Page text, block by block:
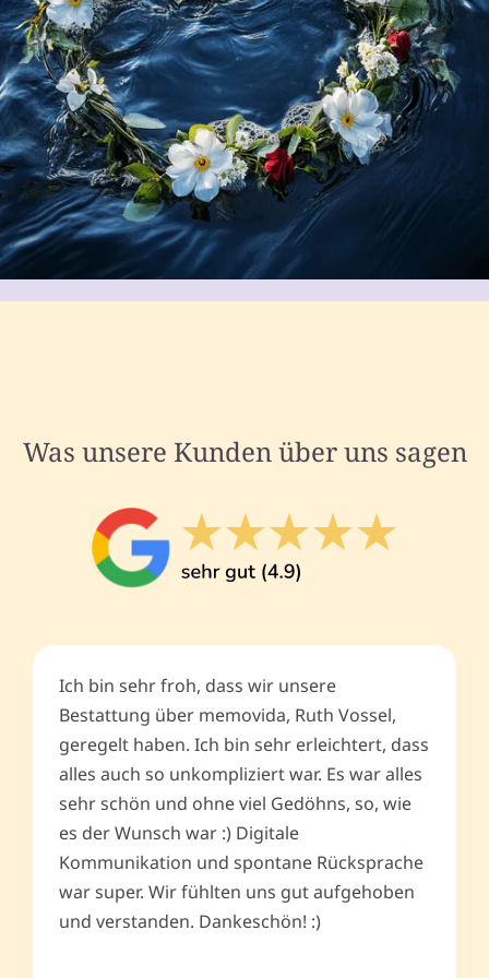
Was unsere Kunden über uns sagen
Ich bin sehr froh, dass wir unsere
Bestattung über memovida, Ruth Vossel,
geregelt haben. Ich bin sehr erleichtert, dass
alles auch so unkompliziert war. Es war alles
sehr schön und ohne viel Gedöhns, so, wie
es der Wunsch war :) Digitale
Kommunikation und spontane Rücksprache
war super. Wir fühlten uns gut aufgehoben
und verstanden. Dankeschön! :)